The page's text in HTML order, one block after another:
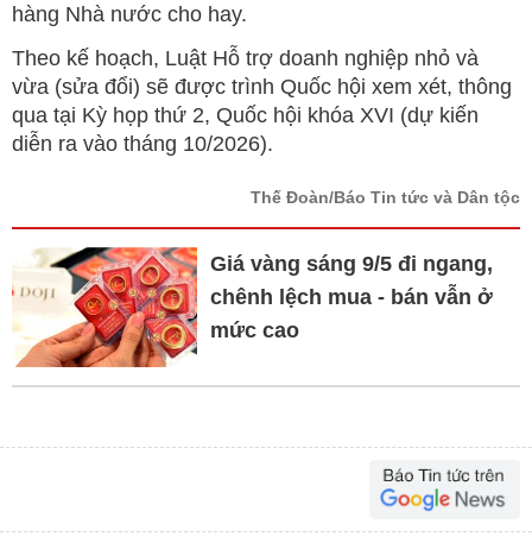
hàng Nhà nước cho hay.
Theo kế hoạch, Luật Hỗ trợ doanh nghiệp nhỏ và
vừa (sửa đổi) sẽ được trình Quốc hội xem xét, thông
qua tại Kỳ họp thứ 2, Quốc hội khóa XVI (dự kiến
diễn ra vào tháng 10/2026).
Thế Đoàn/Báo Tin tức và Dân tộc
Giá vàng sáng 9/5 đi ngang,
chênh lệch mua - bán vẫn ở
mức cao